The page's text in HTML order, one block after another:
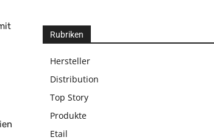
Rubriken
Hersteller
Distribution
Top Story
Produkte
Etail